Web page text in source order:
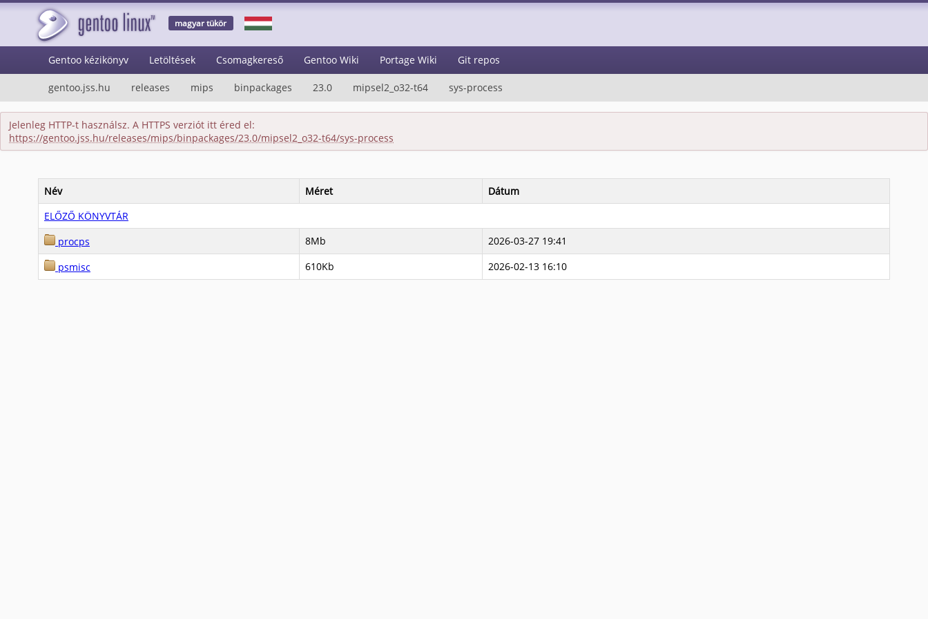
magyar tükör
Gentoo kézikönyv Letöltések Csomagkereső Gentoo Wiki Portage Wiki Git repos
gentoo.jss.hu releases mips binpackages 23.0 mipsel2_o32-t64 sys-process
Jelenleg HTTP-t használsz. A HTTPS verziót itt éred el:
https://gentoo.jss.hu/releases/mips/binpackages/23.0/mipsel2_o32-t64/sys-process
Név Méret
Dátum
ELŐZŐ KÖNYVTÁR
procps
8Mb
2026-03-27 19:41
psmisc
610Kb 2026-02-13 16:10